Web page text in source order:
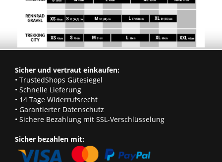
Sicher und vertraut einkaufen:
• TrustedShops Gütesiegel
• Schnelle Lieferung
• 14 Tage Widerrufsrecht
• Garantierter Datenschutz
• Sichere Bezahlung mit SSL-Verschlüsselung
Sicher bezahlen mit: